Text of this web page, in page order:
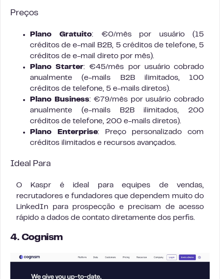
Preços
Plano Gratuito: €0/mês por usuário (15
créditos de e-mail B2B, 5 créditos de telefone, 5
créditos de e-mail direto por mês).
Plano Starter: €45/mês por usuário cobrado
anualmente (e-mails B2B ilimitados, 100
créditos de telefone, 5 e-mails diretos).
Plano Business: €79/mês por usuário cobrado
anualmente (e-mails B2B ilimitados, 200
créditos de telefone, 200 e-mails diretos).
Plano Enterprise: Preço personalizado com
créditos ilimitados e recursos avançados.
Ideal Para
O Kaspr é ideal para equipes de vendas,
recrutadores e fundadores que dependem muito do
LinkedIn para prospecção e precisam de acesso
rápido a dados de contato diretamente dos perfis.
4. Cognism